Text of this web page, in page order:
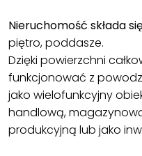
Nieruchomość składa
piętro, poddasze.
Dzięki powierzchni
funkcjonować z
jako wielofunkcyjny
handlową,
produkcyjną lub jako